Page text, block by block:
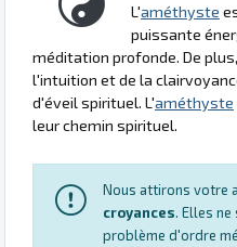
L'améthyste
puissante
méditation profonde. De
l'intuition et de la
d'éveil spirituel. L'améthyste
leur chemin spirituel.
Nous attirons votre
croyances. Elles
problème d'ordre